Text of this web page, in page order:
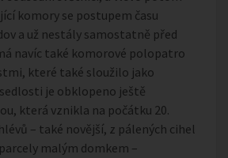
komory se postupem času
a už nestály samostatně před
navíc také komorové polopatro
které také sloužilo jako
je obklopeno ještě
která vznikla na počátku 20.
– také novější, z pálených cihel
malým domkem –